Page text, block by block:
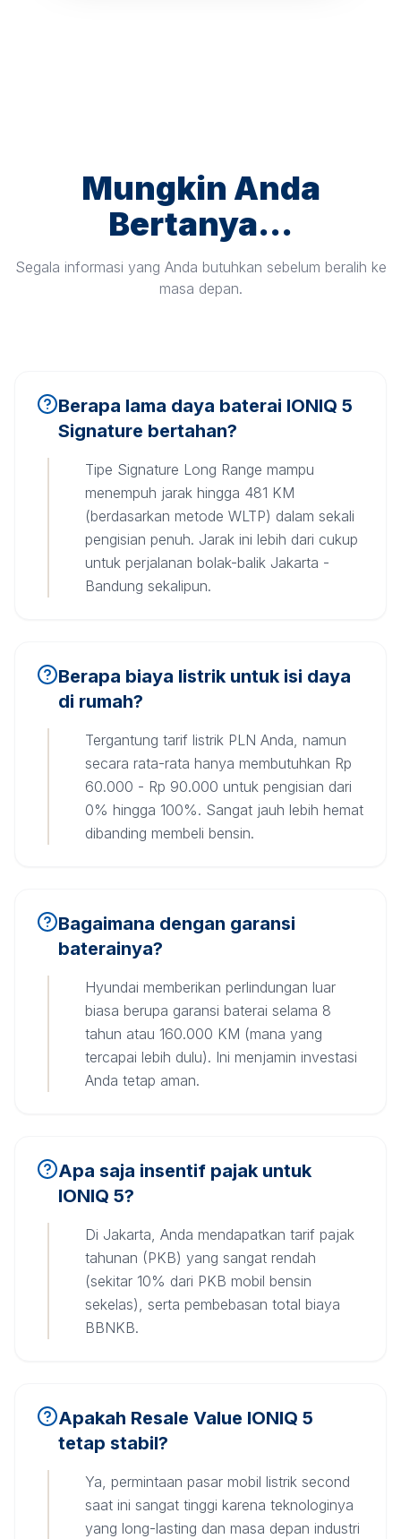
Mungkin Anda
Bertanya...
Segala informasi yang Anda butuhkan sebelum beralih ke
masa depan.
Berapa lama daya baterai IONIQ 5
Signature bertahan?
Tipe Signature Long Range mampu
menempuh jarak hingga 481 KM
(berdasarkan metode WLTP) dalam sekali
pengisian penuh. Jarak ini lebih dari cukup
untuk perjalanan bolak-balik Jakarta -
Bandung sekalipun.
Berapa biaya listrik untuk isi daya
di rumah?
Tergantung tarif listrik PLN Anda, namun
secara rata-rata hanya membutuhkan Rp
60.000 - Rp 90.000 untuk pengisian dari
0% hingga 100%. Sangat jauh lebih hemat
dibanding membeli bensin.
Bagaimana dengan garansi
baterainya?
Hyundai memberikan perlindungan luar
biasa berupa garansi baterai selama 8
tahun atau 160.000 KM (mana yang
tercapai lebih dulu). Ini menjamin investasi
Anda tetap aman.
Apa saja insentif pajak untuk
IONIQ 5?
Di Jakarta, Anda mendapatkan tarif pajak
tahunan (PKB) yang sangat rendah
(sekitar 10% dari PKB mobil bensin
sekelas), serta pembebasan total biaya
BBNKB.
Apakah Resale Value IONIQ 5
tetap stabil?
Ya, permintaan pasar mobil listrik second
saat ini sangat tinggi karena teknologinya
yang long-lasting dan masa depan industri